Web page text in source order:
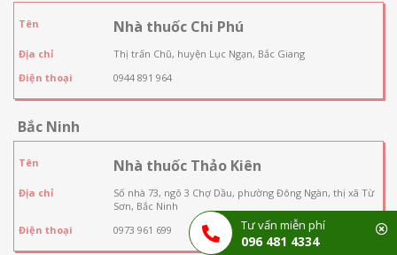
Tên Nhà thuốc Chi Phú
Địa chỉ
Thị trấn Chũ, huyện Lục Ngạn, Bắc Giang
Điện thoại
0944 891 964
Bắc Ninh
Tên Nhà thuốc Thảo Kiên
Địa chỉ
Số nhà 73, ngõ 3 Chợ Dầu, phường Đông Ngàn, thị xã Từ
Sơn, Bắc Ninh
Điện thoại
0973 961 699 Tư vấn miễn phí
096 481 4334